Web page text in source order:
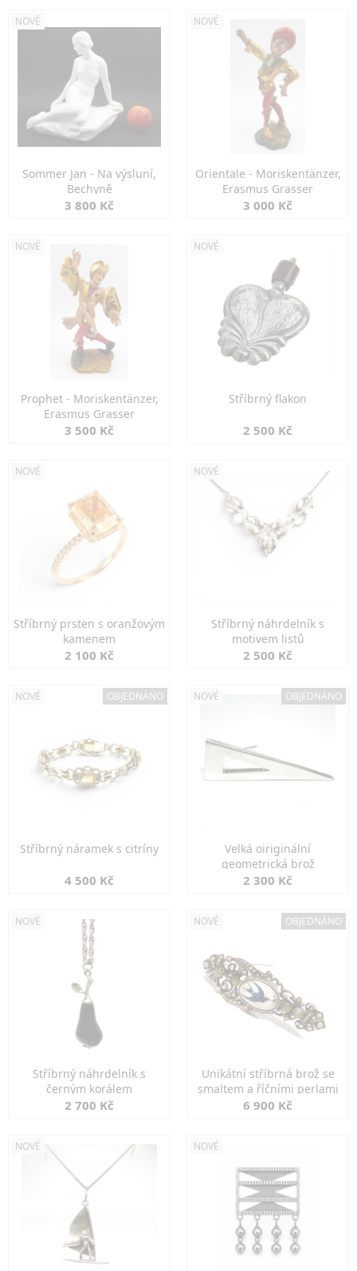
NOVÉ
Sommer Jan - Na výsluní,
Bechyně
3 800 Kč
NOVÉ
Orientale - Moriskentänzer,
Erasmus Grasser
3 000 Kč
NOVÉ
Prophet - Moriskentänzer,
Erasmus Grasser
3 500 Kč
NOVÉ
Stříbrný flakon
2 500 Kč
NOVÉ
Stříbrný prsten s oranžovým
kamenem
2 100 Kč
NOVÉ
Stříbrný náhrdelník s
motivem listů
2 500 Kč
NOVÉ OBJEDNÁNO
Stříbrný náramek s citríny
4 500 Kč
NOVÉ OBJEDNÁNO
Velká oiriginální
geometrická brož
2 300 Kč
NOVÉ
Stříbrný náhrdelník s
černým korálem
2 700 Kč
NOVÉ OBJEDNÁNO
Unikátní stříbrná brož se
smaltem a říčními perlami
6 900 Kč
NOVÉ NOVÉ